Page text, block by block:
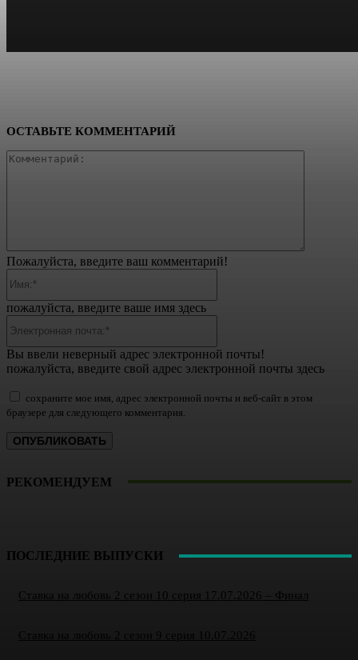
ОСТАВЬТЕ КОММЕНТАРИЙ
Пожалуйста, введите ваш комментарий!
пожалуйста, введите ваше имя здесь
Вы ввели неверный адрес электронной почты!
пожалуйста, введите свой адрес электронной почты здесь
сохраните мое имя, адрес электронной почты и веб-сайт в этом
браузере для следующего комментария.
РЕКОМЕНДУЕМ
ПОСЛЕДНИЕ ВЫПУСКИ
Ставка на любовь 2 сезон 10 серия 17.07.2026 – Финал